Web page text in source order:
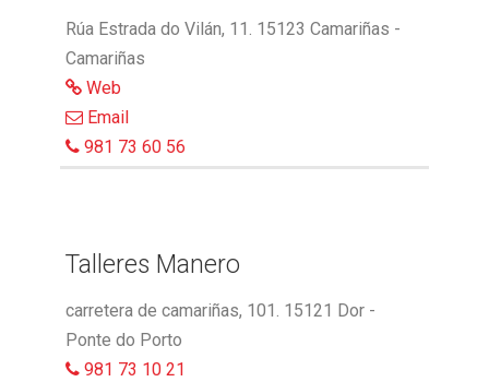
Rúa Estrada do Vilán, 11. 15123 Camariñas -
Camariñas
Web
Email
981 73 60 56
Talleres Manero
carretera de camariñas, 101. 15121 Dor -
Ponte do Porto
981 73 10 21